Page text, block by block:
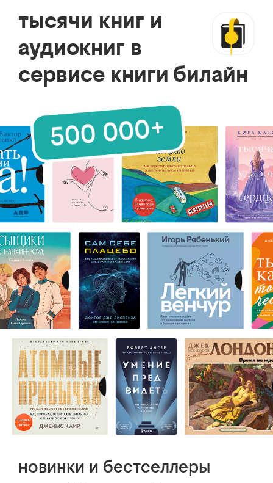
тысячи книг и
аудиокниг в
сервисе книги билайн
новинки и бестселлеры